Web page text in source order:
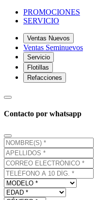
PROMOCIONES
SERVICIO
Ventas Nuevos
Ventas Seminuevos
Servicio
Flotillas
Refacciones
Contacto por whatsapp